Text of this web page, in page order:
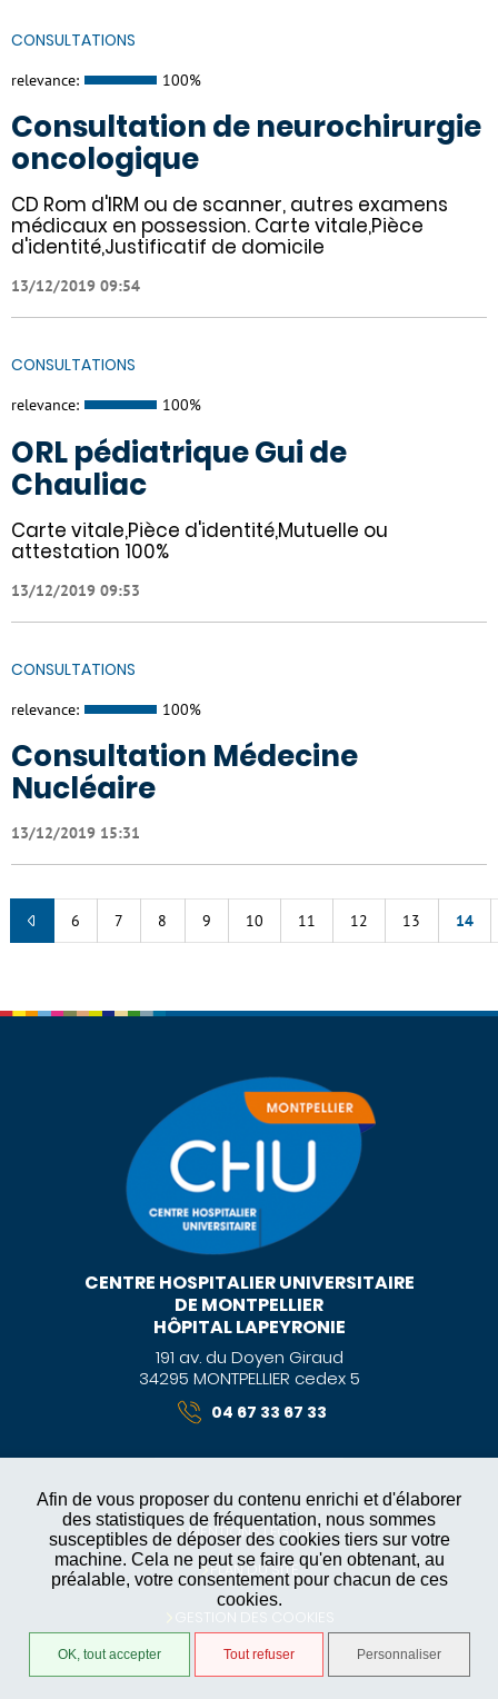
Afin de vous proposer du contenu enrichi et d'élaborer
des statistiques de fréquentation, nous sommes
susceptibles de déposer des cookies tiers sur votre
machine. Cela ne peut se faire qu'en obtenant, au
préalable, votre consentement pour chacun de ces
cookies.
OK, tout accepter Tout refuser Personnaliser
CONSULTATIONS
relevance: 100%
Consultation de neurochirurgie
oncologique
CD Rom d'IRM ou de scanner, autres examens
médicaux en possession. Carte vitale,Pièce
d'identité,Justificatif de domicile
13/12/2019 09:54
CONSULTATIONS
relevance: 100%
ORL pédiatrique Gui de
Chauliac
Carte vitale,Pièce d'identité,Mutuelle ou
attestation 100%
13/12/2019 09:53
CONSULTATIONS
relevance: 100%
Consultation Médecine
Nucléaire
13/12/2019 15:31
6 7 8 9 10 11 12 13 14
CENTRE HOSPITALIER UNIVERSITAIRE
DE MONTPELLIER
HÔPITAL LAPEYRONIE
191 av. du Doyen Giraud
34295 MONTPELLIER cedex 5
04 67 33 67 33
MENTIONS LÉGALES
PLAN DU SITE
GESTION DES COOKIES